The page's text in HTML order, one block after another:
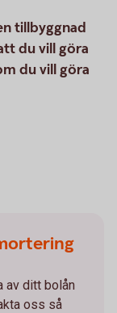
tillbyggnad
du vill göra
du vill göra
av ditt bolån
oss så